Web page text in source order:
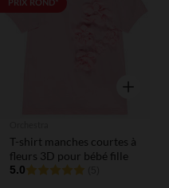
PRIX ROND*
Aperçu
T-shirt manches courtes à
fleurs 3D pour bébé fille
5.0